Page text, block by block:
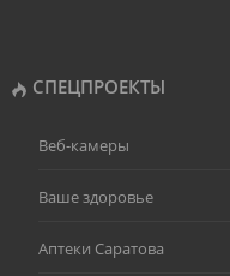
СПЕЦПРОЕКТЫ
Веб-камеры
Ваше здоровье
Аптеки Саратова